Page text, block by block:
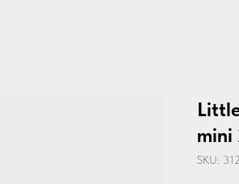
mini
SKU: